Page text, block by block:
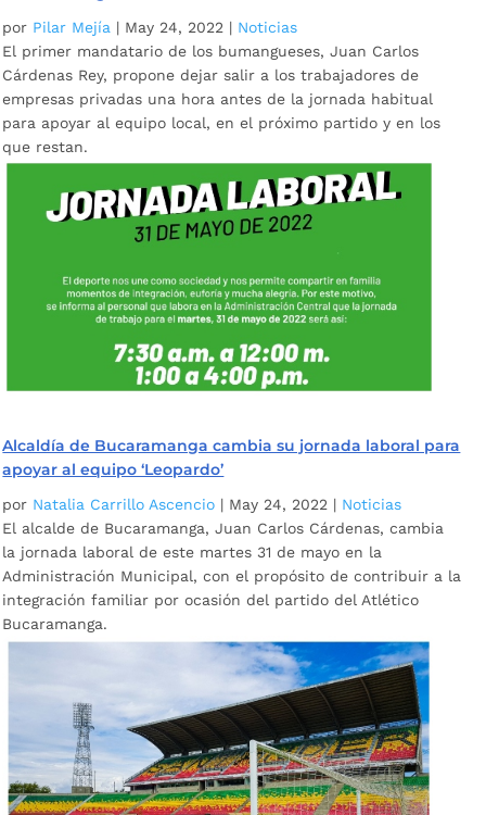
por Pilar Mejía | May 24, 2022 | Noticias
El primer mandatario de los bumangueses, Juan Carlos
Cárdenas Rey, propone dejar salir a los trabajadores de
empresas privadas una hora antes de la jornada habitual
para apoyar al equipo local, en el próximo partido y en los
que restan.
Alcaldía de Bucaramanga cambia su jornada laboral para
apoyar al equipo ‘Leopardo’
por Natalia Carrillo Ascencio | May 24, 2022 | Noticias
El alcalde de Bucaramanga, Juan Carlos Cárdenas, cambia
la jornada laboral de este martes 31 de mayo en la
Administración Municipal, con el propósito de contribuir a la
integración familiar por ocasión del partido del Atlético
Bucaramanga.